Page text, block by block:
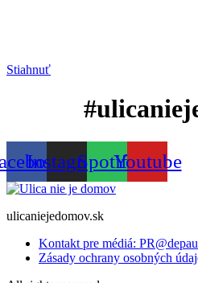
Stiahnuť
InstagramSpotifyYoutube
ulicaniejedomov.sk
Kontakt pre médiá:
Zásady ochrany osobných